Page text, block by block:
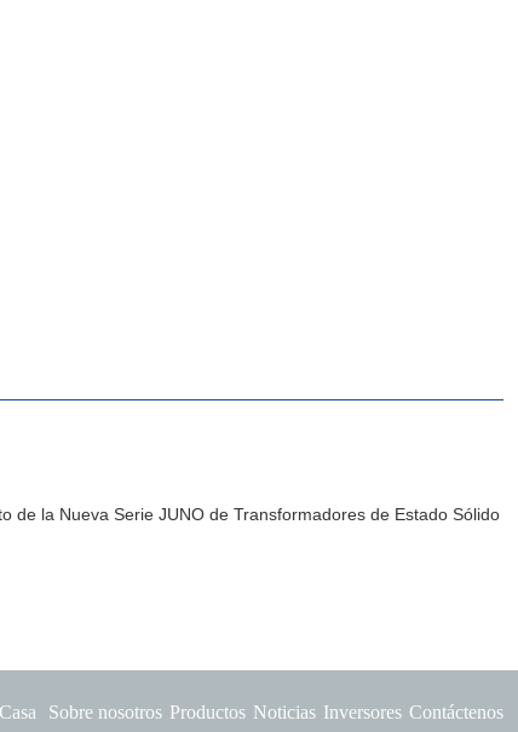
de la Nueva Serie JUNO de Transformadores de Estado Sólido
Casa Sobre nosotros Productos Noticias Inversores Contáctenos